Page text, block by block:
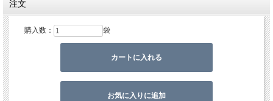
魚沼地方は山に囲まれた標高で、二つの川（信濃川、魚野川）があり、豊かな土壌
注文
購入数： 袋